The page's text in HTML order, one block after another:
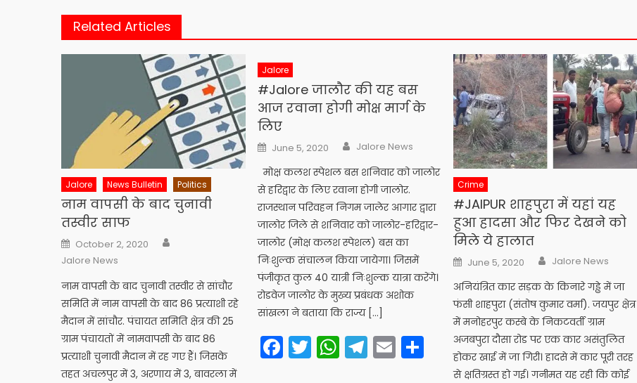
Related Articles
Jalore News Bulletin Politics
नाम वापसी के बाद चुनावी
तस्वीर साफ
Posted
on
October 2, 2020
Jalore News
नाम वापसी के बाद चुनावी तस्वीर से सांचौर
समिति में नाम वापसी के बाद 86 प्रत्याशी रहे
मैदान में सांचौर. पंचायत समिति क्षेत्र की 25
ग्राम पंचायतों में नामवापसी के बाद 86
प्रत्याशी चुनावी मैदान में रह गए हैं। जिसके
तहत अचलपुर में 3, अरणाय में 3, बावरला में
Jalore
#Jalore जालौर की यह बस
आज रवाना होगी मोक्ष मार्ग के
लिए
Posted
on
June 5, 2020 Author
Jalore News
मोक्ष कलश स्पेशल बस शनिवार को जालोर
से हरिद्वार के लिए रवाना होगी जालोर.
राजस्थान परिवहन निगम जालेर आगार द्वारा
जालोर जिले से शनिवार को जालोर-हरिद्वार-
जालोर (मोक्ष कलश स्पेशल) बस का
निःशुल्क संचालन किया जायेगा। जिसमें
पंजीकृत कुल 40 यात्री निःशुल्क यात्रा करेंगे।
रोडवेज जालोर के मुख्य प्रबंधक अशोक
सांखला ने बताया कि राज्य […]
Facebook
Twitter
WhatsApp
Telegram
Email
Share
Crime
#JAIPUR शाहपुरा में यहां यह
हुआ हादसा और फिर देखने को
मिले ये हालात
Posted
on
June 5, 2020 Author
Jalore News
अनियंत्रित कार सड़क के किनारे गड्ढे में जा
फंसी शाहपुरा (संतोष कुमार वर्मा). जयपुर क्षेत्र
में मनोहरपुर कस्बे के निकटवर्ती ग्राम
अजबपुरा दौसा रोड पर एक कार असंतुलित
होकर खाई में जा गिरी। हादसे में कार पूरी तरह
से क्षतिग्रस्त हो गई। गनीमत यह रही कि कोई